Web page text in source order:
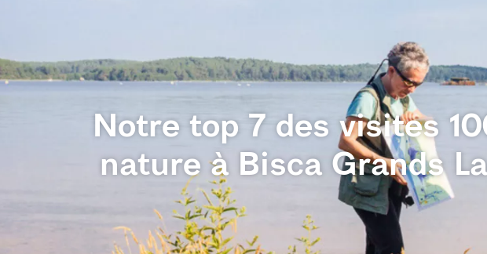
Notre top 7 des visites
nature à Bisca Grands